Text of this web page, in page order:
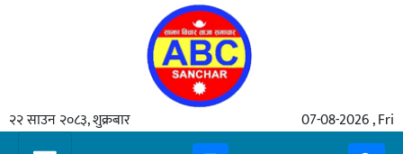
२२ साउन २०८३, शुक्रबार 07-08-2026 , Fri
समाचार